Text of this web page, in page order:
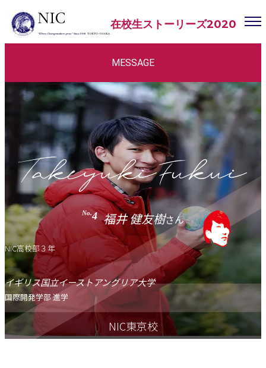
在校生ストーリーズ2020
MESSAGE
No.4 福井 健友樹さん
NIC高校部３年
イギリス国立イーストアングリア大学
国際開発学部 進学
NIC東京校